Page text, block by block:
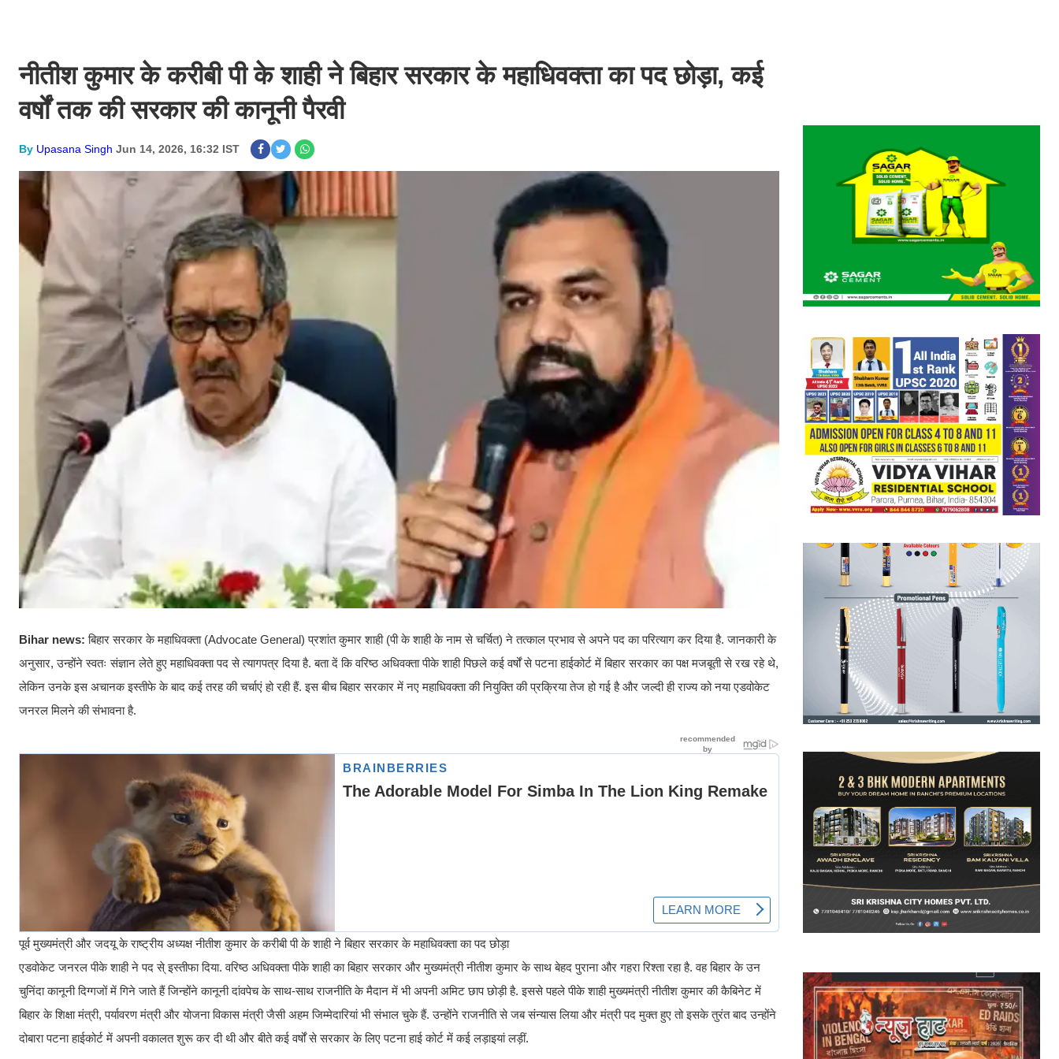
नीतीश कुमार के करीबी पी के शाही ने बिहार सरकार के महाधिवक्ता का पद छोड़ा, कई
वर्षों तक की सरकार की कानूनी पैरवी
By Upasana Singh Jun 14, 2026, 16:32 IST
Bihar news:बिहार सरकार के महाधिवक्ता (Advocate General) प्रशांत कुमार शाही (पी के शाही के नाम से चर्चित) ने तत्काल प्रभाव से अपने पद का परित्याग कर दिया है. जानकारी के
अनुसार, उन्होंने स्वतः संज्ञान लेते हुए महाधिवक्ता पद से त्यागपत्र दिया है. बता दें कि वरिष्ठ अधिवक्ता पीके शाही पिछले कई वर्षों से पटना हाईकोर्ट में बिहार सरकार का पक्ष मजबूती से रख रहे थे,
लेकिन उनके इस अचानक इस्तीफे के बाद कई तरह की चर्चाएं हो रही हैं. इस बीच बिहार सरकार में नए महाधिवक्ता की नियुक्ति की प्रक्रिया तेज हो गई है और जल्दी ही राज्य को नया एडवोकेट
जनरल मिलने की संभावना है.
पूर्व मुख्यमंत्री और जदयू के राष्ट्रीय अध्यक्ष नीतीश कुमार के करीबी पी के शाही ने बिहार सरकार के महाधिवक्ता का पद छोड़ा
एडवोकेट जनरल पीके शाही ने पद से् इस्तीफा दिया. वरिष्ठ अधिवक्ता पीके शाही का बिहार सरकार और मुख्यमंत्री नीतीश कुमार के साथ बेहद पुराना और गहरा रिश्ता रहा है. वह बिहार के उन
चुनिंदा कानूनी दिग्गजों में गिने जाते हैं जिन्होंने कानूनी दांवपेच के साथ-साथ राजनीति के मैदान में भी अपनी अमिट छाप छोड़ी है. इससे पहले पीके शाही मुख्यमंत्री नीतीश कुमार की कैबिनेट में
बिहार के शिक्षा मंत्री, पर्यावरण मंत्री और योजना विकास मंत्री जैसी अहम जिम्मेदारियां भी संभाल चुके हैं. उन्होंने राजनीति से जब संन्यास लिया और मंत्री पद मुक्त हुए तो इसके तुरंत बाद उन्होंने
दोबारा पटना हाईकोर्ट में अपनी वकालत शुरू कर दी थी और बीते कई वर्षों से सरकार के लिए पटना हाई कोर्ट में कई लड़ाइयां लड़ीं.